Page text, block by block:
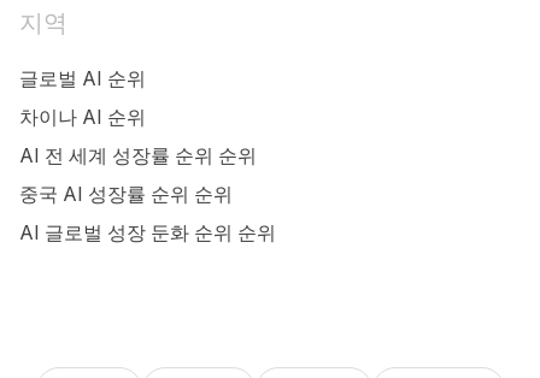
지역
글로벌 AI 순위
차이나 AI 순위
AI 전 세계 성장률 순위 순위
중국 AI 성장률 순위 순위
AI 글로벌 성장 둔화 순위 순위